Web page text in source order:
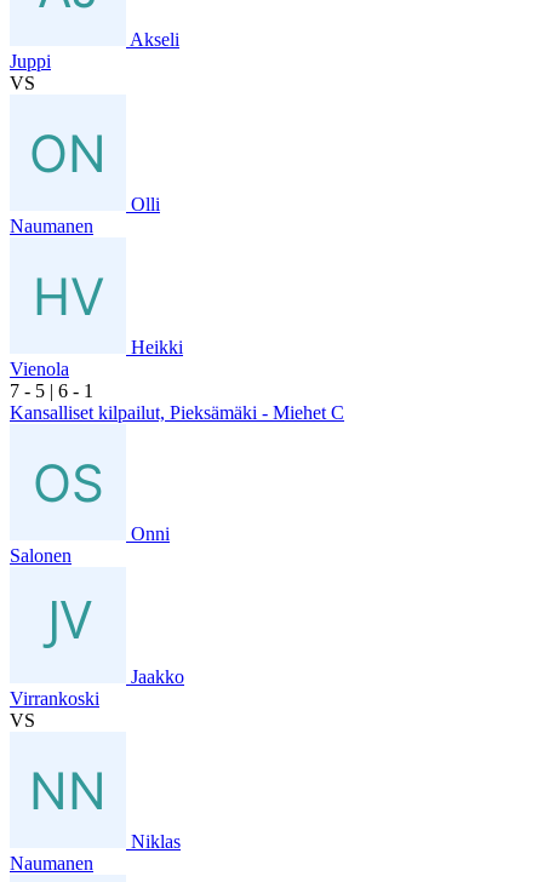
Akseli
Juppi
VS
Olli
Naumanen
Heikki
Vienola
7 - 5 | 6 - 1
Kansalliset kilpailut, Pieksämäki - Miehet C
Onni
Salonen
Jaakko
Virrankoski
VS
Niklas
Naumanen